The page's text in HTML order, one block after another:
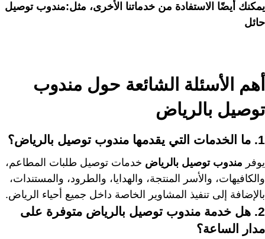
يمكنك أيضًا الاستفادة من خدماتنا الأخرى، مثل:مندوب توصيل
حائل
أهم الأسئلة الشائعة حول مندوب
توصيل بالرياض
1. ما الخدمات التي يقدمها مندوب توصيل بالرياض؟
يوفر مندوب توصيل بالرياض خدمات توصيل طلبات المطاعم،
والكافيهات، والأسر المنتجة، والهدايا، والطرود، والمستندات،
بالإضافة إلى تنفيذ المشاوير الخاصة داخل جميع أحياء الرياض.
2. هل خدمة مندوب توصيل بالرياض متوفرة على
مدار الساعة؟